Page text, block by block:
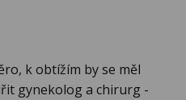
k obtížím by se měl
gynekolog a chirurg -